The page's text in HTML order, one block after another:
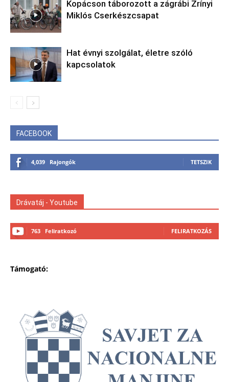
Kopácson táborozott a zágrábi Zrínyi
Miklós Cserkészcsapat
Hat évnyi szolgálat, életre szóló
kapcsolatok
FACEBOOK
4,039 Rajongók TETSZIK
Drávatáj - Youtube
763 Feliratkozó FELIRATKOZÁS
Támogató: